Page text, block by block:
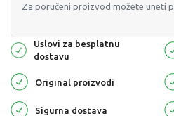
Uslovi za besplatnu
dostavu
Original proizvodi
Sigurna dostava